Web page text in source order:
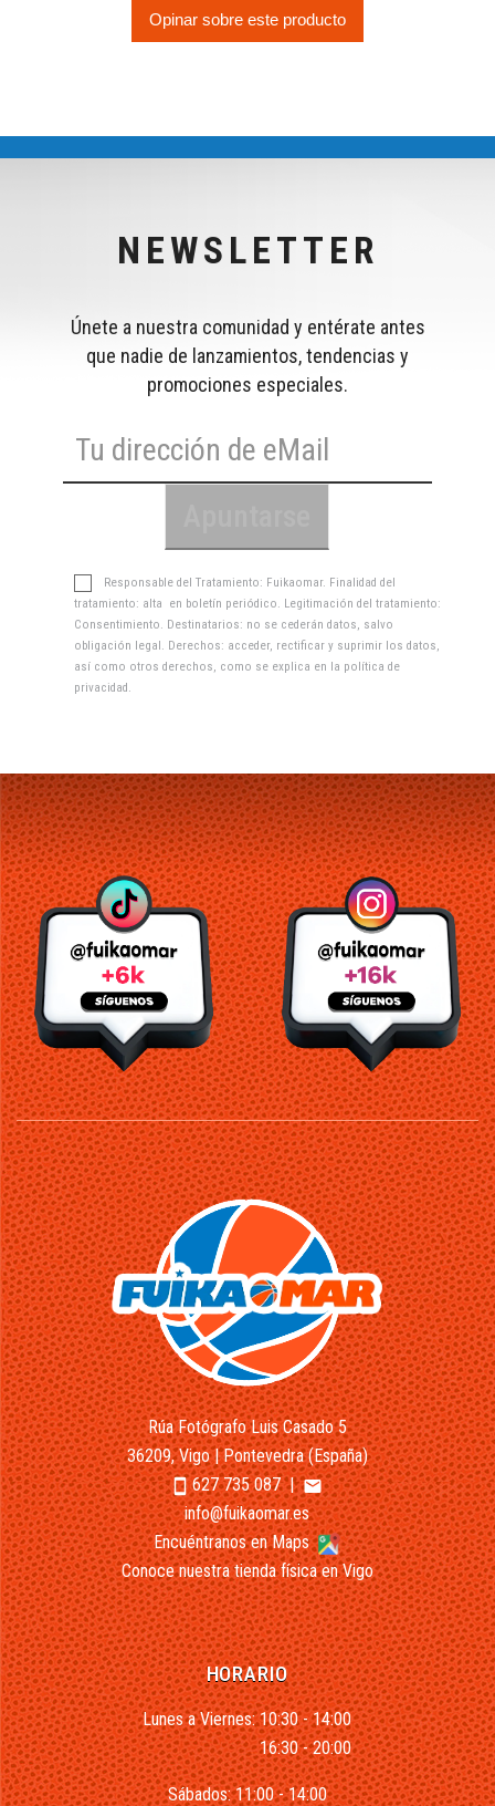
Opinar sobre este producto
NEWSLETTER
Únete a nuestra comunidad y entérate antes
que nadie de lanzamientos, tendencias y
promociones especiales.
Responsable del Tratamiento: Fuikaomar. Finalidad del
tratamiento: alta en boletín periódico. Legitimación del tratamiento:
Consentimiento. Destinatarios: no se cederán datos, salvo
obligación legal. Derechos: acceder, rectificar y suprimir los datos,
así como otros derechos, como se explica en la política de
privacidad .
Rúa Fotógrafo Luis Casado 5
36209, Vigo | Pontevedra (España)
smartphone627 735 087|email
info@fuikaomar.es
Encuéntranos en Maps
Conoce nuestra tienda física en Vigo
HORARIO
Lunes a Viernes: 10:30 - 14:00
16:30 - 20:00
Sábados: 11:00 - 14:00